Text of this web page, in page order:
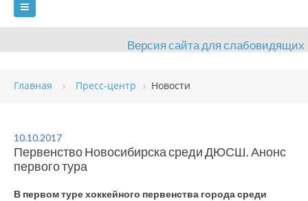
Версия сайта для слабовидящих
ГЛАВНАЯ СВЕДЕНИЯ ОБ УЧРЕЖДЕНИИ
ОБЪЕКТЫ
ОЦЕНКА КАЧЕСТВА ОБРАЗОВАНИЯ
ПЛАТНЫЕ УСЛУГИ КОНТАКТЫ
Главная Пресс-центр Новости
10.10.2017
Первенство Новосибирска среди ДЮСШ. Анонс
первого тура
В первом туре хоккейного первенства города среди